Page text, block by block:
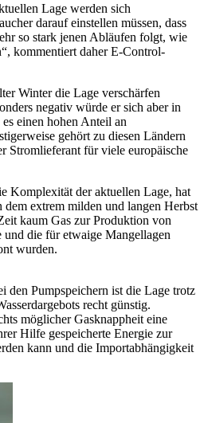
Lage werden sich
darauf einstellen müssen, dass
so stark jenen Abläufen folgt, wie
kommentiert daher E-Control-
Winter die Lage verschärfen
negativ würde er sich aber in
einen hohen Anteil an
gehört zu diesen Ländern
Stromlieferant für viele europäische
Komplexität der aktuellen Lage, hat
dem extrem milden und langen Herbst
kaum Gas zur Produktion von
und die für etwaige Mangellagen
wurden.
den Pumpspeichern ist die Lage trotz
recht günstig.
möglicher Gasknappheit eine
Hilfe gespeicherte Energie zur
kann und die Importabhängigkeit